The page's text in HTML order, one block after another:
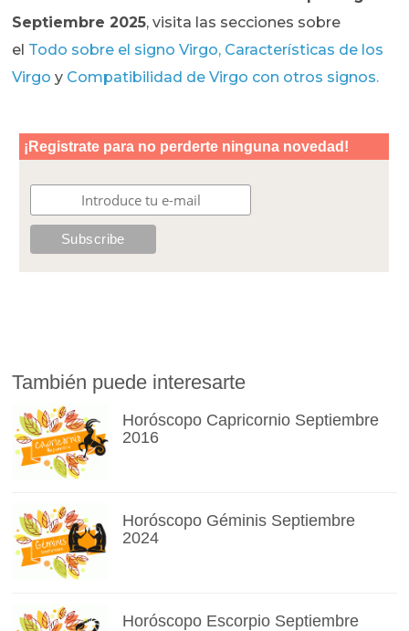
Septiembre 2025, visita las secciones sobre
el Todo sobre el signo Virgo, Características de los
Virgoy Compatibilidad de Virgo con otros signos.
También puede interesarte
Horóscopo Capricornio Septiembre
2016
Horóscopo Géminis Septiembre
2024
Horóscopo Escorpio Septiembre